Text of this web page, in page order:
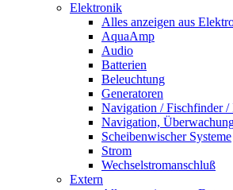
Elektronik
Alles anzeigen aus
AquaAmp
Audio
Batterien
Beleuchtung
Generatoren
Navigation / Fischfinder /
Navigation,
Scheibenwischer Systeme
Strom
Wechselstromanschluß
Extern